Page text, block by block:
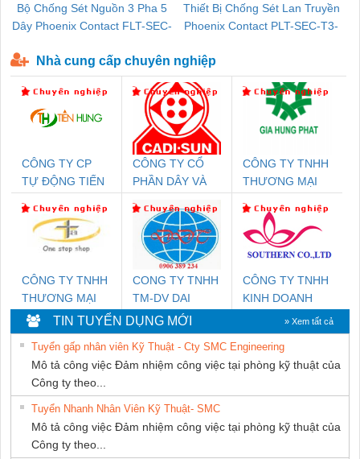
Bộ Chống Sét Nguồn 3 Pha 5
Dây Phoenix Contact FLT-SEC-
Thiết Bị Chống Sét Lan Truyền
Phoenix Contact PLT-SEC-T3-
Nhà cung cấp chuyên nghiệp
CÔNG TY CP
TỰ ĐỘNG TIẾN
CÔNG TY CỔ
PHẦN DÂY VÀ
THƯỢNG ĐÌNH
CÔNG TY TNHH
THƯƠNG MẠI
THUẬT ĐIỆN CƠ
GIA HƯNG
PHÁT
CÔNG TY TNHH
THƯƠNG MẠI
THIÊN ÂN VIỆT
NAM
CONG TY TNHH
TM-DV DAI
DONG THANH
CÔNG TY TNHH
KINH DOANH
DỊCH VỤ XNK
PHƯƠNG NAM
TIN TUYỂN DỤNG MỚI » Xem tất cả
Tuyển gấp nhân viên Kỹ Thuật - Cty SMC Engineering
Mô tả công việc Đảm nhiệm công việc tại phòng kỹ thuật của
Công ty theo...
Tuyển Nhanh Nhân Viên Kỹ Thuật- SMC
Mô tả công việc Đảm nhiệm công việc tại phòng kỹ thuật của
Công ty theo...